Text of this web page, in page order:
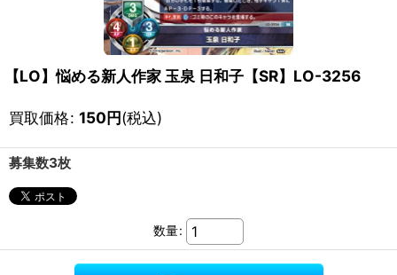
【LO】悩める新人作家 玉泉 日和子【SR】LO-3256
買取価格: 150円(税込)
募集数3枚
数量: